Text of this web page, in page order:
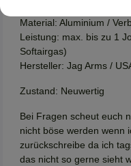
Material: Aluminium /
Leistung: max. bis zu 1
Softairgas)
Hersteller: Jag Arms /
Zustand: Neuwertig
Bei Fragen scheut euch
nicht böse werden wenn
zurückschreibe da ich
das nicht so gerne sieht